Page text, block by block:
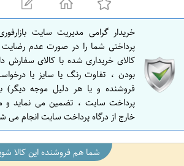
ا
ص
ف
ه
ا
ن
خریدار گرامی مدیریت سایت
پرداختی شما را در صورت عدم
کالای خریداری شده با کالای سفارش
بودن ، تفاوت رنگ یا سایز یا
فروشنده و یا هر دلیل موجه دیگر)
پرداخت سایت ، تضمین می نماید و
خارج از درگاه پرداخت سایت انجام می
شما هم فروشنده این کالا